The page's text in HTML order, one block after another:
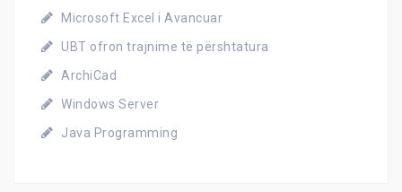
Microsoft Excel i Avancuar
UBT ofron trajnime të përshtatura
ArchiCad
Windows Server
Java Programming